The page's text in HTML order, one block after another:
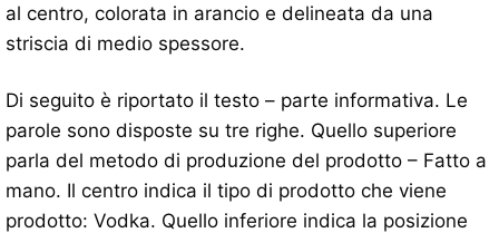
al centro, colorata in arancio e delineata da una
striscia di medio spessore.
Di seguito è riportato il testo – parte informativa. Le
parole sono disposte su tre righe. Quello superiore
parla del metodo di produzione del prodotto – Fatto a
mano. Il centro indica il tipo di prodotto che viene
prodotto: Vodka. Quello inferiore indica la posizione